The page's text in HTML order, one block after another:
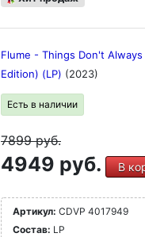
Flume - Things Don't
Edition) (LP) (2023)
Есть в наличии
7899руб.
4949 руб. В
Артикул: CDVP 4017949
Состав: LP